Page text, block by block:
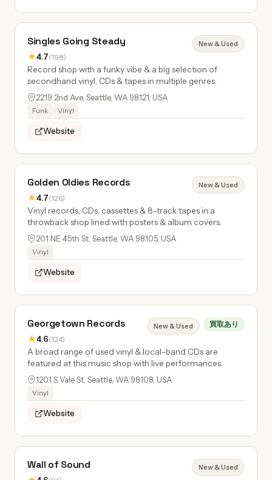
Singles Going Steady
★4.7(198)
New & Used
Record shop with a funky vibe & a big selection of
secondhand vinyl, CDs & tapes in multiple genres.
2219 2nd Ave, Seattle, WA 98121, USA
Funk Vinyl
Website
Golden Oldies Records
★4.7(126)
New & Used
Vinyl records, CDs, cassettes & 8-track tapes in a
throwback shop lined with posters & album covers.
201 NE 45th St, Seattle, WA 98105, USA
Vinyl
Website
Georgetown Records
★4.6(124)
New & Used 買取あり
A broad range of used vinyl & local-band CDs are
featured at this music shop with live performances.
1201 S Vale St, Seattle, WA 98108, USA
Vinyl
Website
Wall of Sound New & Used